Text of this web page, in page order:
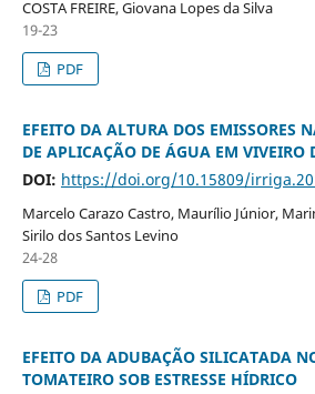
COSTA FREIRE, Giovana Lopes da Silva
19-23
PDF
EFEITO DA ALTURA DOS EMISSORES
DE APLICAÇÃO DE ÁGUA EM VIVEIRO
DOI: https://doi.org/10.15809/
Marcelo Carazo Castro, Maurílio Júnior,
Sirilo dos Santos Levino
24-28
PDF
EFEITO DA ADUBAÇÃO SILICATADA
TOMATEIRO SOB ESTRESSE HÍDRICO